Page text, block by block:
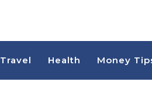
Travel Health Money